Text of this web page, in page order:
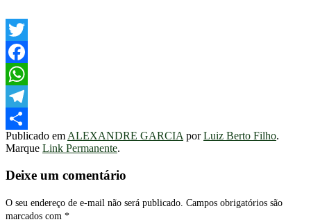
Twitter
Facebook
WhatsApp
Telegram
Share
Publicado em ALEXANDRE GARCIA porLuiz Berto Filho.
Marque Link Permanente.
Deixe um comentário
O seu endereço de e-mail não será publicado. Campos obrigatórios são
marcados com *